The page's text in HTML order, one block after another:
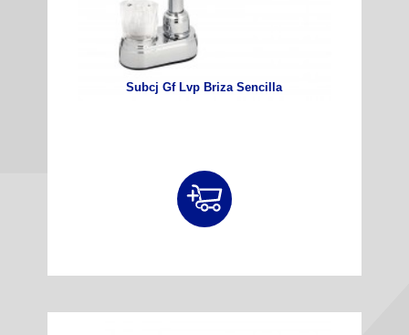
Subcj Gf Lvp Briza Sencilla